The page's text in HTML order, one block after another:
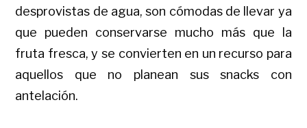
desprovistas de agua, son cómodas de llevar ya
que pueden conservarse mucho más que la
fruta fresca, y se convierten en un recurso para
aquellos que no planean sus snacks con
antelación.